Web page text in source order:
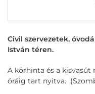
Civil szervezetek,
István téren.
A körhinta és a kisvasút
óráig tart nyitva.